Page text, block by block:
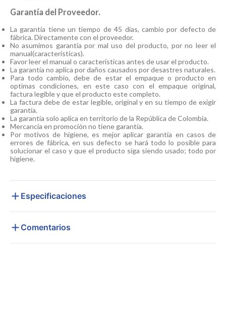
Garantía del Proveedor.
La garantía tiene un tiempo de 45 días, cambio por defecto de
fábrica. Directamente con el proveedor.
No asumimos garantía por mal uso del producto, por no leer el
manual(características).
Favor leer el manual o características antes de usar el producto.
La garantía no aplica por daños causados por desastres naturales.
Para todo cambio, debe de estar el empaque o producto en
optimas condiciones, en este caso con el empaque original,
factura legible y que el producto este completo.
La factura debe de estar legible, original y en su tiempo de exigir
garantía.
La garantía solo aplica en territorio de la República de Colombia.
Mercancía en promoción no tiene garantía.
Por motivos de higiene, es mejor aplicar garantía en casos de
errores de fábrica, en sus defecto se hará todo lo posible para
solucionar el caso y que el producto siga siendo usado; todo por
higiene.
Especificaciones
Comentarios